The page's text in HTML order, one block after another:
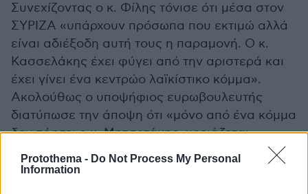
Protothema - Do Not Process My Personal
Information
Συνεχίζοντας ο κ. Φίλης τόνισε ότι μέσα στον
ΣΥΡΙΖΑ «υπάρχουν πρόσωπα που εκτιμώ αλλά
είναι αδιέξοδη αυτή τους η παραμονή. Ο κ.
Κασσελάκης έχει φύγει από την αριστερά και
έχει γίνει ένα κεντρώο λαϊκίστικο κόμμα».
Ακολούθως ο υποψήφιος ευρωβουλευτής
διατύπωσε την άποψη ότι «μόνο από ένα κόμμα
δεν πέφτει ο κ. Μητσοτάκης, χρειάζεται
συνεργασία και σε κοινωνικό επίπεδο».